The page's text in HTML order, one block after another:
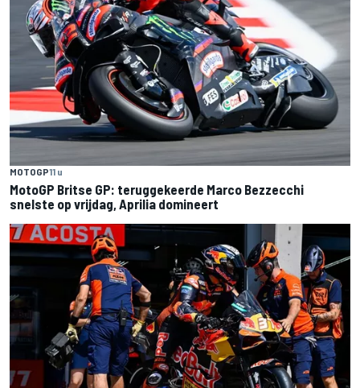
MOTOGP11 u
MotoGP Britse GP: teruggekeerde Marco Bezzecchi
snelste op vrijdag, Aprilia domineert